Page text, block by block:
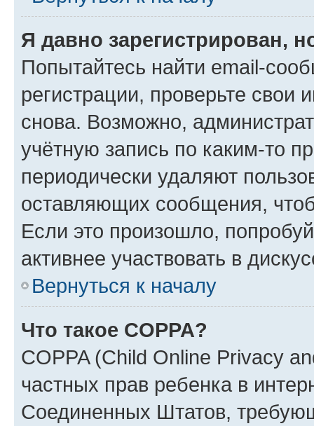
Я давно зарегистрирован,
Попытайтесь найти email-
регистрации, проверьте свои
снова. Возможно,
учётную запись по каким-то
периодически удаляют
оставляющих сообщения,
Если это произошло,
активнее участвовать в
Вернуться к началу
Что такое COPPA?
COPPA (Child Online Privacy
частных прав ребенка в
Соединенных Штатов,